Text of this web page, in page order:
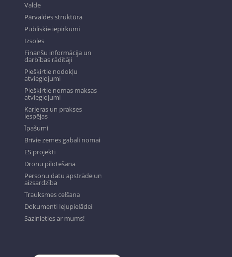
Valde
Pārvaldes struktūra
Publiskie iepirkumi
Izsoles
Finanšu informācija un
darbības rādītāji
Piešķirtie nodokļu
atvieglojumi
Piešķirtie nomas maksas
atvieglojumi
Karjeras un prakses
iespējas
Īpašumi
Brīvie zemes gabali nomai
ES projekti
Dronu pilotēšana
Personu datu apstrāde un
aizsardzība
Trauksmes celšana
Dokumenti lejupielādei
Sazinieties ar mums!